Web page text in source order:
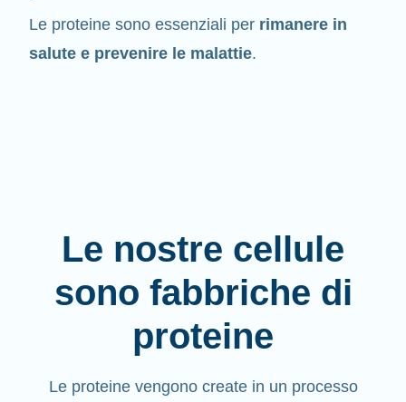
Le proteine sono essenziali per rimanere in
salute e prevenire le malattie.
Le nostre cellule
sono fabbriche di
proteine
Le proteine vengono create in un processo